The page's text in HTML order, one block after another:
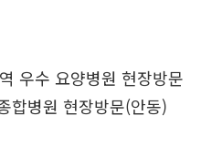
우수 요양병원 현장방문
합병원 현장방문(안동)